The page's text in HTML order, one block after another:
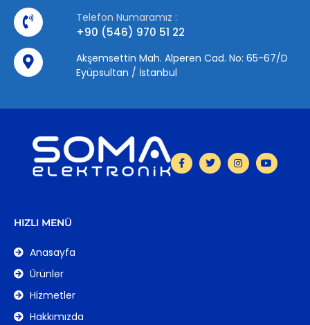
Telefon Numaramız :
+90 (546) 970 51 22
Akşemsettin Mah. Alperen Cad. No: 65-67/D
Eyüpsultan / İstanbul
HIZLI MENÜ
Anasayfa
Ürünler
Hizmetler
Hakkımızda